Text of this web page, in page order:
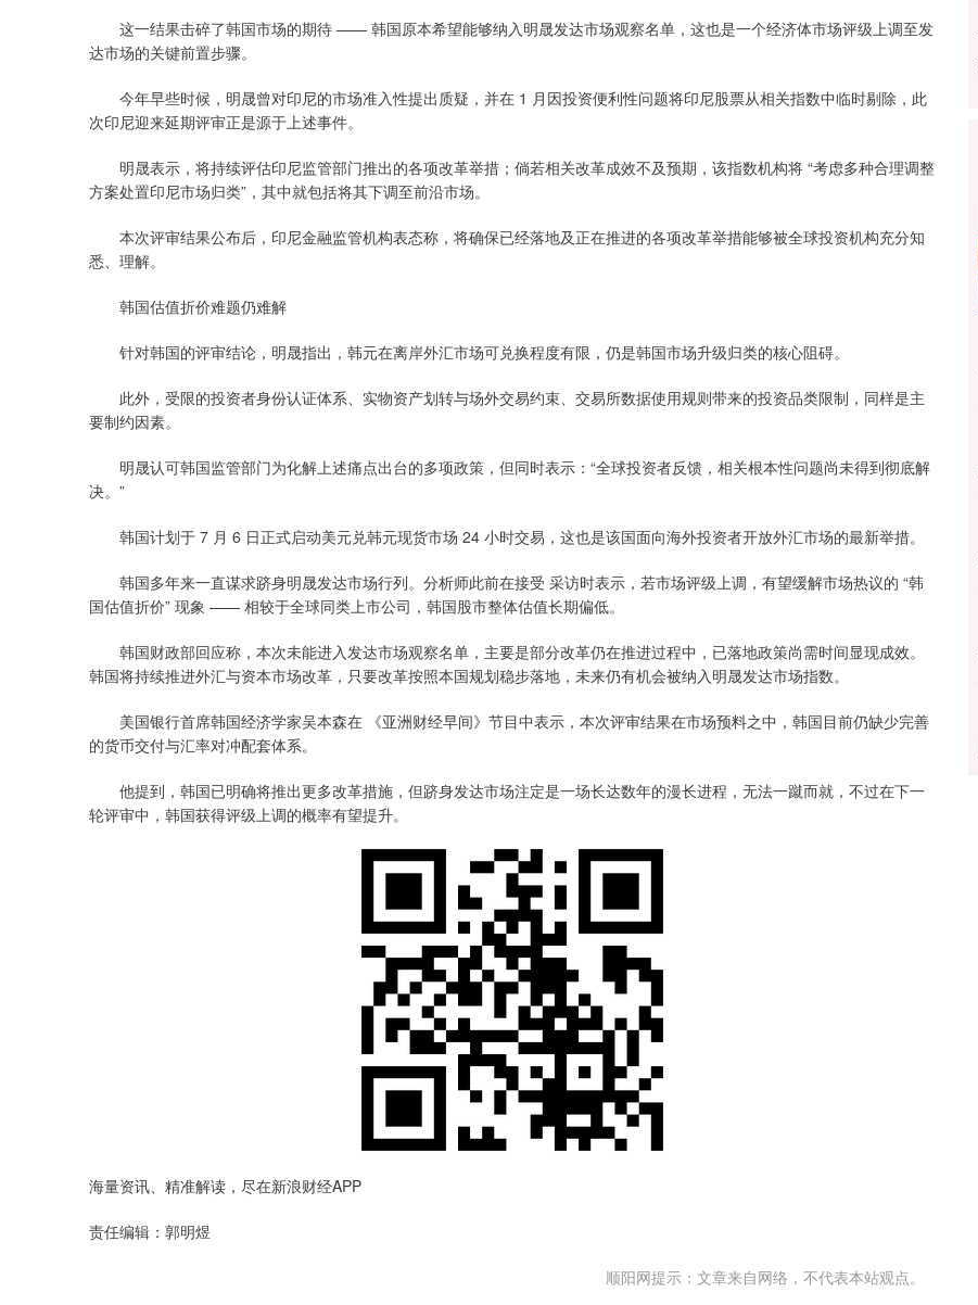
这一结果击碎了韩国市场的期待 —— 韩国原本希望能够纳入明晟发达市场观察名单，这也是一个经济体市场评级上调至发
达市场的关键前置步骤。
今年早些时候，明晟曾对印尼的市场准入性提出质疑，并在 1 月因投资便利性问题将印尼股票从相关指数中临时剔除，此
次印尼迎来延期评审正是源于上述事件。
明晟表示，将持续评估印尼监管部门推出的各项改革举措；倘若相关改革成效不及预期，该指数机构将 “考虑多种合理调整
方案处置印尼市场归类”，其中就包括将其下调至前沿市场。
本次评审结果公布后，印尼金融监管机构表态称，将确保已经落地及正在推进的各项改革举措能够被全球投资机构充分知
悉、理解。
韩国估值折价难题仍难解
针对韩国的评审结论，明晟指出，韩元在离岸外汇市场可兑换程度有限，仍是韩国市场升级归类的核心阻碍。
此外，受限的投资者身份认证体系、实物资产划转与场外交易约束、交易所数据使用规则带来的投资品类限制，同样是主
要制约因素。
明晟认可韩国监管部门为化解上述痛点出台的多项政策，但同时表示：“全球投资者反馈，相关根本性问题尚未得到彻底解
决。”
韩国计划于 7 月 6 日正式启动美元兑韩元现货市场 24 小时交易，这也是该国面向海外投资者开放外汇市场的最新举措。
韩国多年来一直谋求跻身明晟发达市场行列。分析师此前在接受 采访时表示，若市场评级上调，有望缓解市场热议的 “韩
国估值折价” 现象 —— 相较于全球同类上市公司，韩国股市整体估值长期偏低。
韩国财政部回应称，本次未能进入发达市场观察名单，主要是部分改革仍在推进过程中，已落地政策尚需时间显现成效。
韩国将持续推进外汇与资本市场改革，只要改革按照本国规划稳步落地，未来仍有机会被纳入明晟发达市场指数。
美国银行首席韩国经济学家吴本森在 《亚洲财经早间》节目中表示，本次评审结果在市场预料之中，韩国目前仍缺少完善
的货币交付与汇率对冲配套体系。
他提到，韩国已明确将推出更多改革措施，但跻身发达市场注定是一场长达数年的漫长进程，无法一蹴而就，不过在下一
轮评审中，韩国获得评级上调的概率有望提升。
海量资讯、精准解读，尽在新浪财经APP
责任编辑：郭明煜
顺阳网提示：文章来自网络，不代表本站观点。